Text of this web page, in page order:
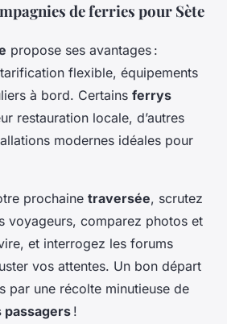
de ferries pour Sète
propose ses avantages :
flexible, équipements
à bord. Certains ferrys
restauration locale, d’autres
modernes idéales pour
prochaine traversée, scrutez
voyageurs, comparez photos et
et interrogez les forums
vos attentes. Un bon départ
par une récolte minutieuse de
passagers !